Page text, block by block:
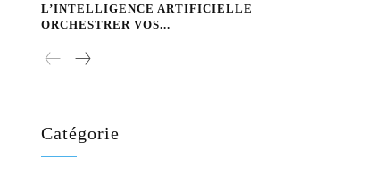
L’INTELLIGENCE ARTIFICIELLE
ORCHESTRER VOS...
Catégorie